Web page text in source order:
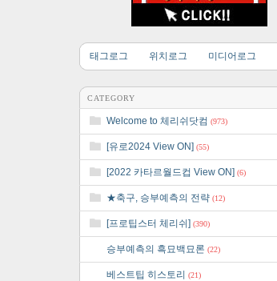
태그로그 위치로그 미디어로그
CATEGORY
Welcome to 체리쉬닷컴 (973)
[유로2024 View ON] (55)
[2022 카타르월드컵 View ON] (6)
★축구, 승부예측의 전략 (12)
[프로팁스터 체리쉬] (390)
승부예측의 흑묘백묘론 (22)
베스트팁 히스토리 (21)